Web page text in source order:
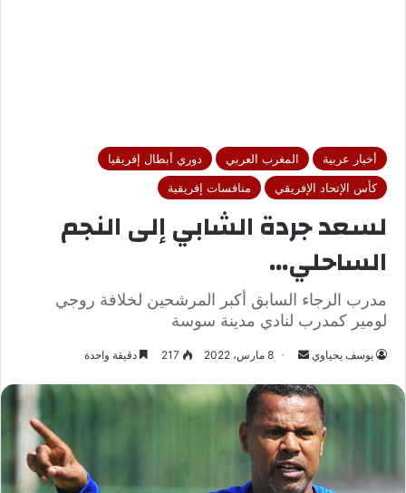
أخبار عربية المغرب العربي
دوري أبطال إفريقيا
كأس الإتحاد الإفريقي
منافسات إفريقية
لسعد جردة الشابي إلى النجم
الساحلي…
مدرب الرجاء السابق أكبر المرشحين لخلافة روجي
لومير كمدرب لنادي مدينة سوسة
يوسف يحياوي
س
ل
ب
ر
ي
8 مارس، 2022 217 دقيقة واحدة